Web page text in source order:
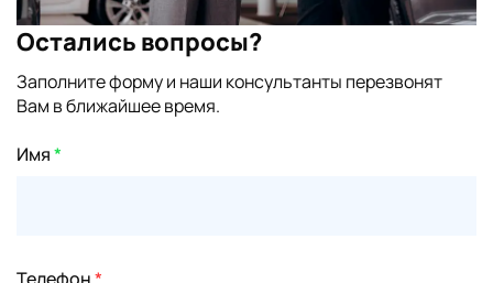
Остались вопросы?
Заполните форму и наши консультанты перезвонят
Вам в ближайшее время.
Имя*